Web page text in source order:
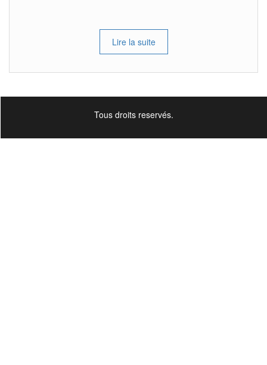
Lire la suite
Tous droits reservés.